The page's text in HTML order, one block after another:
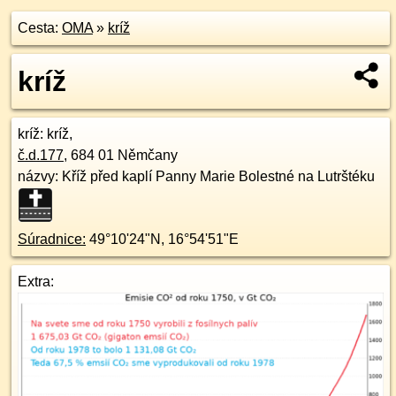
Cesta: OMA» kríž
kríž
kríž: kríž,
č.d.177, 684 01 Němčany
názvy: Kříž před kaplí Panny Marie Bolestné na Lutrštéku
Súradnice: 49°10'24"N , 16°54'51"E
Extra: